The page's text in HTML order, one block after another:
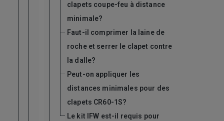
clapets coupe-feu à distance
minimale?
Faut-il comprimer la laine de
roche et serrer le clapet contre
la dalle?
Peut-on appliquer les
distances minimales pour des
clapets CR60-1S?
Le kit IFW est-il requis pour